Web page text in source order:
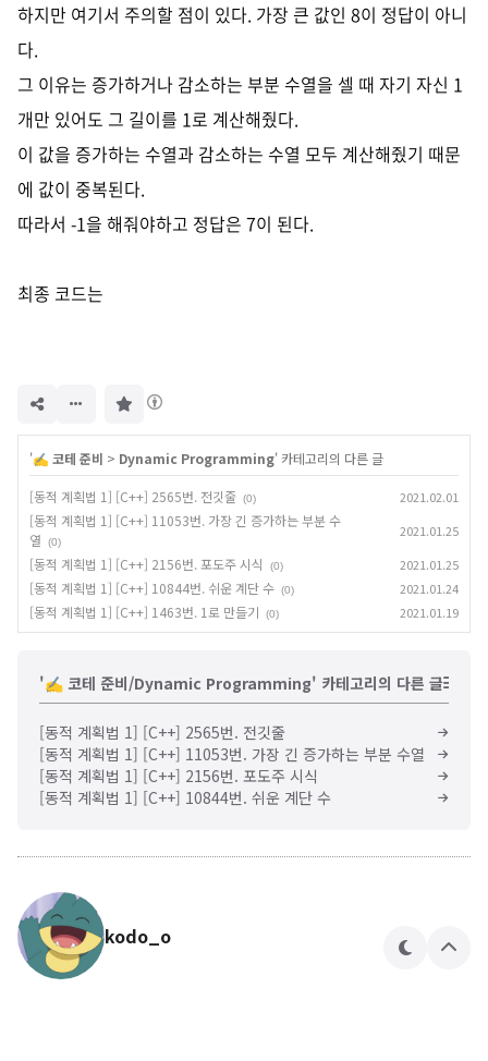
하지만 여기서 주의할 점이 있다. 가장 큰 값인 8이 정답이 아니
다.
그 이유는 증가하거나 감소하는 부분 수열을 셀 때 자기 자신 1
개만 있어도 그 길이를 1로 계산해줬다.
이 값을 증가하는 수열과 감소하는 수열 모두 계산해줬기 때문
에 값이 중복된다.
따라서 -1을 해줘야하고 정답은 7이 된다.
최종 코드는
'✍️ 코테 준비 > Dynamic Programming' 카테고리의 다른 글
[동적 계획법 1] [C++] 2565번. 전깃줄 (0) 2021.02.01
[동적 계획법 1] [C++] 11053번. 가장 긴 증가하는 부분 수
열
(0)
2021.01.25
[동적 계획법 1] [C++] 2156번. 포도주 시식 (0) 2021.01.25
[동적 계획법 1] [C++] 10844번. 쉬운 계단 수 (0) 2021.01.24
[동적 계획법 1] [C++] 1463번. 1로 만들기 (0) 2021.01.19
'✍️ 코테 준비/Dynamic Programming' 카테고리의 다른 글
[동적 계획법 1] [C++] 2565번. 전깃줄
[동적 계획법 1] [C++] 11053번. 가장 긴 증가하는 부분 수열
[동적 계획법 1] [C++] 2156번. 포도주 시식
[동적 계획법 1] [C++] 10844번. 쉬운 계단 수
kodo_o
테
상